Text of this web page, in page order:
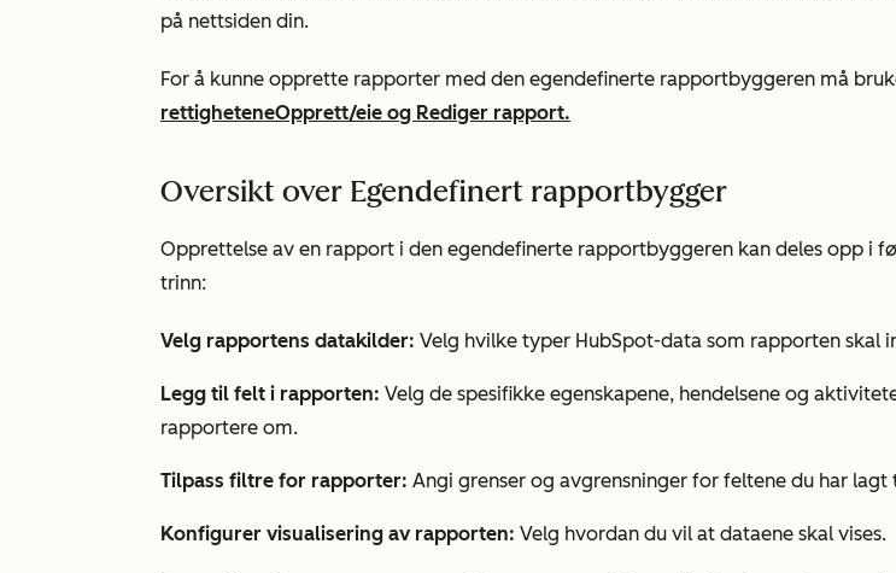
på nettsiden din.
For å kunne opprette rapporter med den egendefinerte rapportbyggeren må
rettigheteneOpprett/eie og Rediger rapport.
Oversikt over Egendefinert rapportbygger
Opprettelse av en rapport i den egendefinerte rapportbyggeren kan deles opp i
trinn:
Velg rapportens datakilder: Velg hvilke typer HubSpot-data som rapporten skal
Legg til felt i rapporten: Velg de spesifikke egenskapene, hendelsene og
rapportere om.
Tilpass filtre for rapporter: Angi grenser og avgrensninger for feltene du har lagt
Konfigurer visualisering av rapporten: Velg hvordan du vil at dataene skal vises.